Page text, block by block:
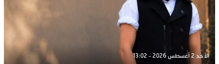
الأحد 2 أغسطس 2026 - 13:02